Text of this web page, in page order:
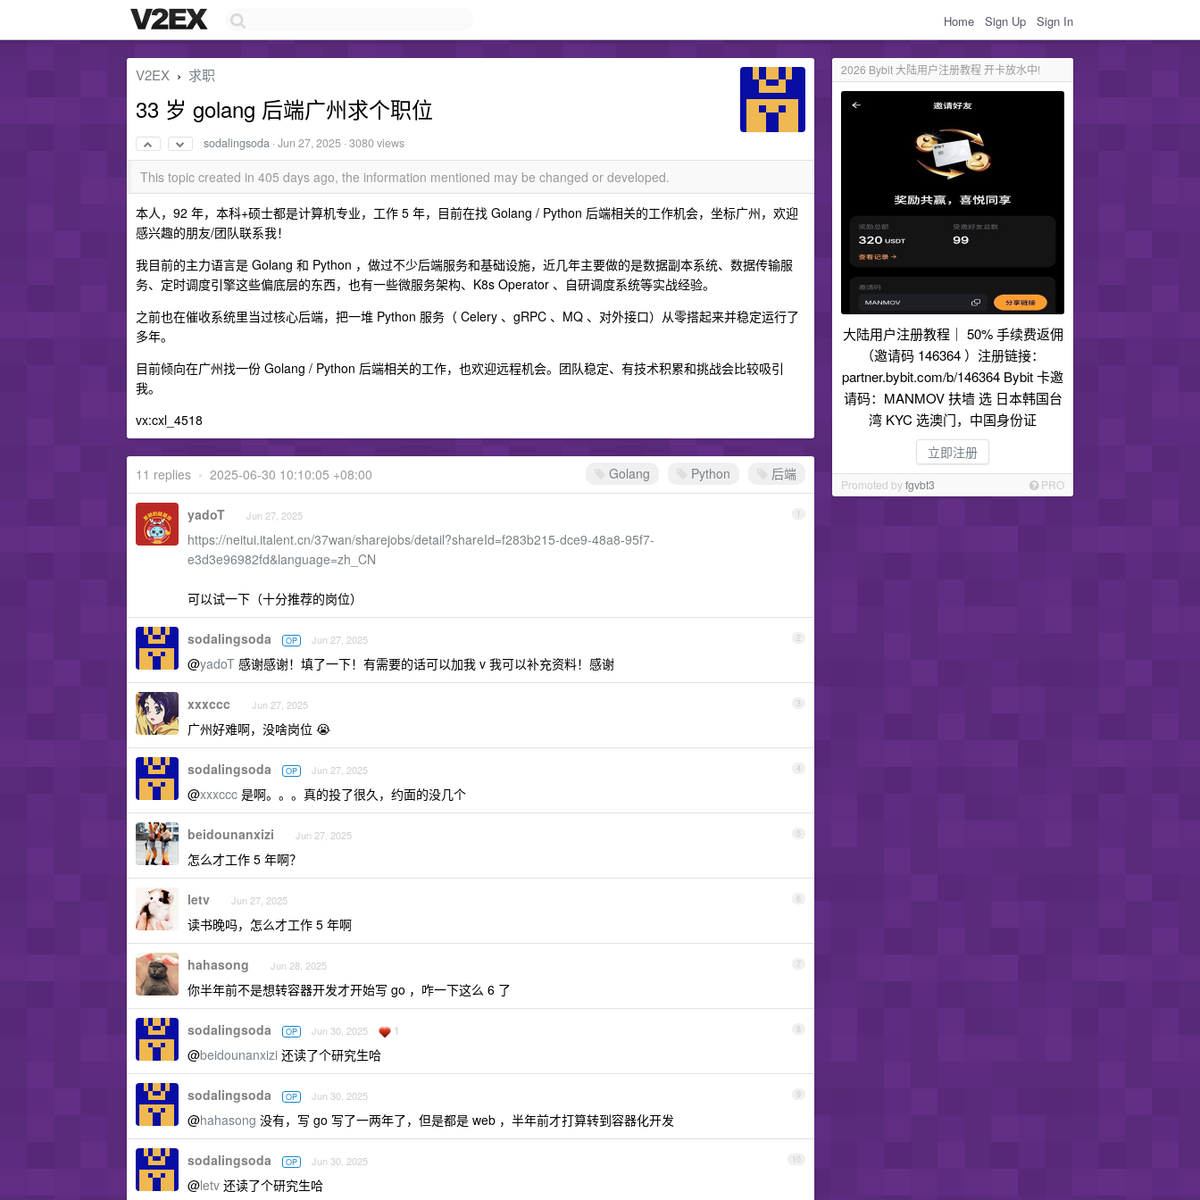
Home Sign Up Sign In
2026 Bybit 大陆用户注册教程 开卡放水中!
大陆用户注册教程｜ 50% 手续费返佣
（邀请码 146364 ）注册链接：
partner.bybit.com/b/146364 Bybit 卡邀
请码：MANMOV 扶墙 选 日本韩国台
湾 KYC 选澳门，中国身份证
立即注册
Promoted byfgvbt3 PRO
V2EX › 求职
33 岁 golang 后端广州求个职位
sodalingsoda ·Jun 27, 2025 · 3080 views
This topic created in 405 days ago, the information mentioned may be changed or developed.
本人，92 年，本科+硕士都是计算机专业，工作 5 年，目前在找 Golang / Python 后端相关的工作机会，坐标广州，欢迎
感兴趣的朋友/团队联系我！
我目前的主力语言是 Golang 和 Python ，做过不少后端服务和基础设施，近几年主要做的是数据副本系统、数据传输服
务、定时调度引擎这些偏底层的东西，也有一些微服务架构、K8s Operator 、自研调度系统等实战经验。
之前也在催收系统里当过核心后端，把一堆 Python 服务（ Celery 、gRPC 、MQ 、对外接口）从零搭起来并稳定运行了
多年。
目前倾向在广州找一份 Golang / Python 后端相关的工作，也欢迎远程机会。团队稳定、有技术积累和挑战会比较吸引
我。
vx:cxl_4518
Golang Python 后端
11 replies • 2025-06-30 10:10:05 +08:00
1
yadoT Jun 27, 2025
https://neitui.italent.cn/37wan/sharejobs/detail?shareId=f283b215-dce9-48a8-95f7-
e3d3e96982fd&language=zh_CN
可以试一下（十分推荐的岗位）
2
sodalingsoda OP Jun 27, 2025
@yadoT 感谢感谢！填了一下！有需要的话可以加我 v 我可以补充资料！感谢
3
xxxccc Jun 27, 2025
广州好难啊，没啥岗位 😭
4
sodalingsoda OP Jun 27, 2025
@xxxccc 是啊。。。真的投了很久，约面的没几个
5
beidounanxizi Jun 27, 2025
怎么才工作 5 年啊？
6
letv Jun 27, 2025
读书晚吗，怎么才工作 5 年啊
7
hahasong Jun 28, 2025
你半年前不是想转容器开发才开始写 go ，咋一下这么 6 了
8
sodalingsoda OP Jun 30, 2025 1
@beidounanxizi 还读了个研究生哈
9
sodalingsoda OP Jun 30, 2025
@hahasong 没有，写 go 写了一两年了，但是都是 web ，半年前才打算转到容器化开发
10
sodalingsoda OP Jun 30, 2025
@letv 还读了个研究生哈